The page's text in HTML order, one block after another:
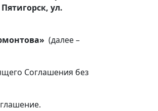
ул.
(далее –
Соглашения без